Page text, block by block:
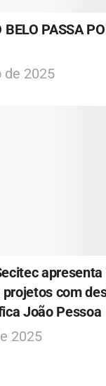
PASSA
de 2025
com
João Pessoa
2025